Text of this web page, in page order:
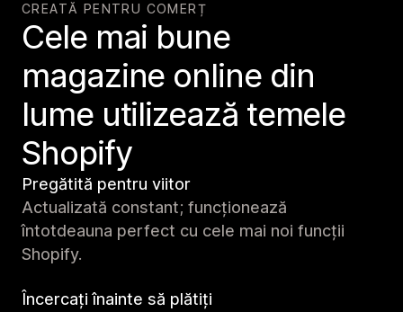
CREATĂ PENTRU COMERȚ
Cele mai bune
magazine online din
lume utilizează temele
Shopify
Pregătită pentru viitor
Actualizată constant; funcționează
întotdeauna perfect cu cele mai noi funcții
Shopify.
Încercați înainte să plătiți